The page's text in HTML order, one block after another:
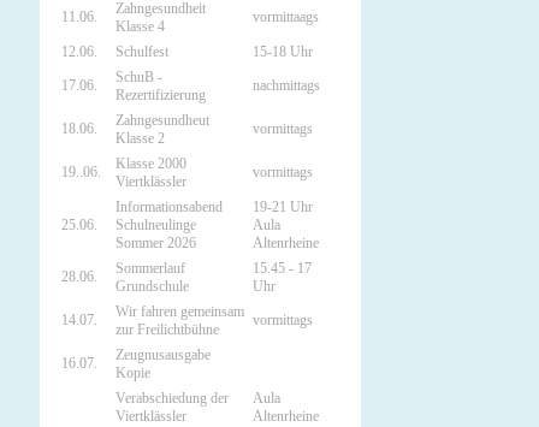
11.06.
Zahngesundheit
Klasse 4
vormittaags
12.06. Schulfest 15-18 Uhr
17.06.
SchuB -
Rezertifizierung
nachmittags
18.06.
Zahngesundheut
Klasse 2
vormittags
19..06.
Klasse 2000
Viertklässler
vormittags
25.06.
Informationsabend
Schulneulinge
Sommer 2026
19-21 Uhr
Aula
Altenrheine
28.06.
Sommerlauf
Grundschule
15.45 - 17
Uhr
14.07.
Wir fahren gemeinsam
zur Freilichtbühne
vormittags
16.07.
Zeugnusausgabe
Kopie
Verabschiedung der
Viertklässler
Aula
Altenrheine